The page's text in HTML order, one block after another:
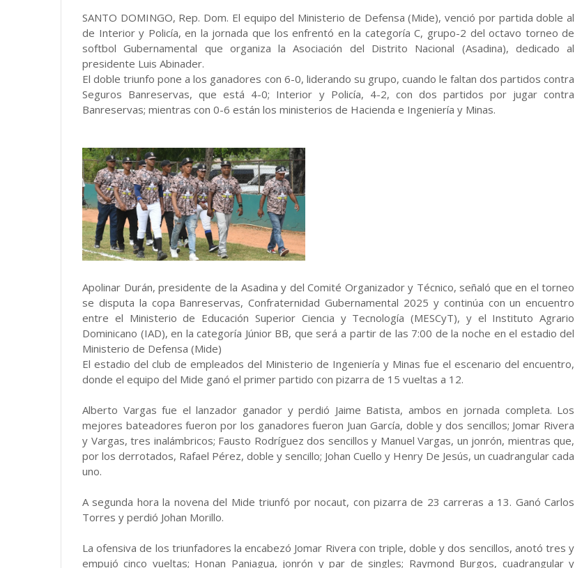
SANTO DOMINGO, Rep. Dom. El equipo del Ministerio de Defensa (Mide), venció por partida doble al
de Interior y Policía, en la jornada que los enfrentó en la categoría C, grupo-2 del octavo torneo de
softbol Gubernamental que organiza la Asociación del Distrito Nacional (Asadina), dedicado al
presidente Luis Abinader.
El doble triunfo pone a los ganadores con 6-0, liderando su grupo, cuando le faltan dos partidos contra
Seguros Banreservas, que está 4-0; Interior y Policía, 4-2, con dos partidos por jugar contra
Banreservas; mientras con 0-6 están los ministerios de Hacienda e Ingeniería y Minas.
Apolinar Durán, presidente de la Asadina y del Comité Organizador y Técnico, señaló que en el torneo
se disputa la copa Banreservas, Confraternidad Gubernamental 2025 y continúa con un encuentro
entre el Ministerio de Educación Superior Ciencia y Tecnología (MESCyT), y el Instituto Agrario
Dominicano (IAD), en la categoría Júnior BB, que será a partir de las 7:00 de la noche en el estadio del
Ministerio de Defensa (Mide)
El estadio del club de empleados del Ministerio de Ingeniería y Minas fue el escenario del encuentro,
donde el equipo del Mide ganó el primer partido con pizarra de 15 vueltas a 12.
Alberto Vargas fue el lanzador ganador y perdió Jaime Batista, ambos en jornada completa. Los
mejores bateadores fueron por los ganadores fueron Juan García, doble y dos sencillos; Jomar Rivera
y Vargas, tres inalámbricos; Fausto Rodríguez dos sencillos y Manuel Vargas, un jonrón, mientras que,
por los derrotados, Rafael Pérez, doble y sencillo; Johan Cuello y Henry De Jesús, un cuadrangular cada
uno.
A segunda hora la novena del Mide triunfó por nocaut, con pizarra de 23 carreras a 13. Ganó Carlos
Torres y perdió Johan Morillo.
La ofensiva de los triunfadores la encabezó Jomar Rivera con triple, doble y dos sencillos, anotó tres y
empujó cinco vueltas; Honan Paniagua, jonrón y par de singles; Raymond Burgos, cuadrangular y